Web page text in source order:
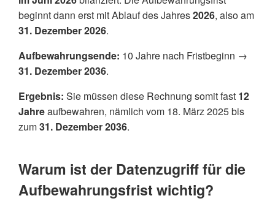
beginnt dann erst mit Ablauf des Jahres2026, also am
31. Dezember 2026.
Aufbewahrungsende: 10 Jahre nach Fristbeginn →
31. Dezember 2036.
Ergebnis: Sie müssen diese Rechnung somit fast 12
Jahreaufbewahren, nämlich vom 18. März 2025 bis
zum31. Dezember 2036.
Warum ist der Datenzugriff für die
Aufbewahrungsfrist wichtig?